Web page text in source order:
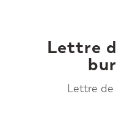
Lettre
Lettre